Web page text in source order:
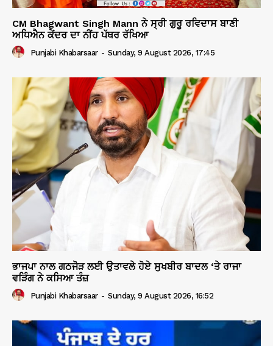
CM Bhagwant Singh Mann ਨੇ ਸ੍ਰੀ ਗੁਰੂ ਰਵਿਦਾਸ ਬਾਣੀ
ਅਧਿਐਨ ਕੇਂਦਰ ਦਾ ਨੀਂਹ ਪੱਥਰ ਰੱਖਿਆ
Punjabi Khabarsaar - Sunday, 9 August 2026, 17:45
ਭਾਜਪਾ ਨਾਲ ਗਠਜੋੜ ਲਈ ਉਤਾਵਲੇ ਹੋਏ ਸੁਖਬੀਰ ਬਾਦਲ ‘ਤੇ ਰਾਜਾ
ਵੜਿੰਗ ਨੇ ਕਸਿਆ ਤੰਜ਼
Punjabi Khabarsaar - Sunday, 9 August 2026, 16:52